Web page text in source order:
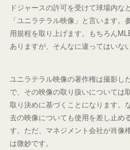
ドジャースの許可を受けて球場内な
「ユニラテラル映像」と言います
用規程を取り上げます。もちろん
ありますが、そんなに違ってはいな
ユニラテラル映像の著作権は撮影し
で、その映像の取り扱いについては
取り決めに基づくことになります。
去の映像についても使用を差し止め
す。ただ、マネジメント会社が肖像
は微妙です。